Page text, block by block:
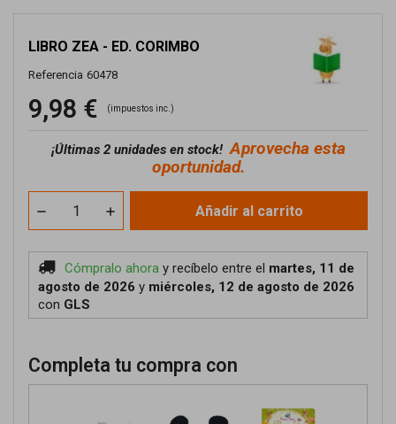
LIBRO ZEA - ED. CORIMBO
Referencia 60478
9,98 € (impuestos inc.)
¡Últimas 2 unidades en stock!Aprovecha esta
oportunidad.
Añadir al carrito
Cómpralo ahora y recíbelo entre el martes, 11 de
agosto de 2026 y miércoles, 12 de agosto de 2026
con GLS
Completa tu compra con